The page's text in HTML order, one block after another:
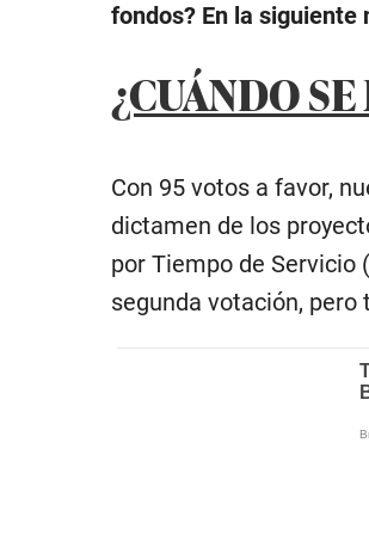
fondos? En la siguiente
¿CUÁNDO
Con 95 votos a favor,
dictamen de los
por Tiempo de Servicio
segunda votación,